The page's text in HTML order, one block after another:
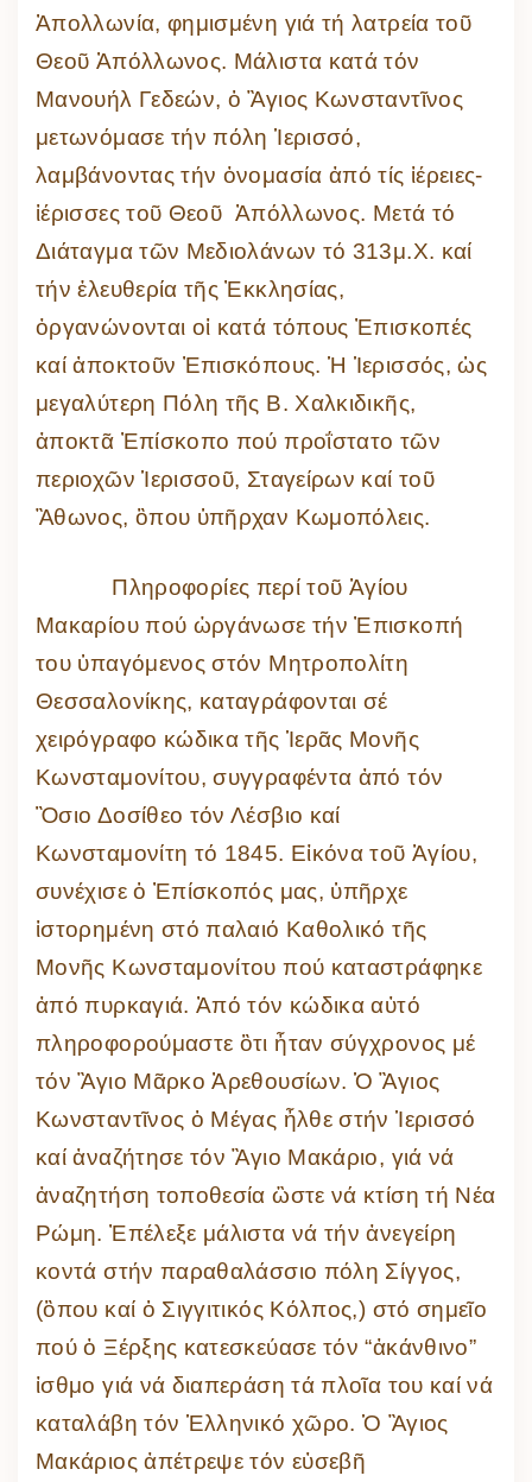
Ἀπολλωνία, φημισμένη γιά τή λατρεία τοῦ
Θεοῦ Ἀπόλλωνος. Μάλιστα κατά τόν
Μανουήλ Γεδεών, ὁ Ἃγιος Κωνσταντῖνος
μετωνόμασε τήν πόλη Ἱερισσό,
λαμβάνοντας τήν ὀνομασία ἀπό τίς ἱέρειες-
ἱέρισσες τοῦ Θεοῦ Ἀπόλλωνος. Μετά τό
Διάταγμα τῶν Μεδιολάνων τό 313μ.Χ. καί
τήν ἐλευθερία τῆς Ἐκκλησίας,
ὀργανώνονται οἱ κατά τόπους Ἐπισκοπές
καί ἀποκτοῦν Ἐπισκόπους. Ἡ Ἱερισσός, ὡς
μεγαλύτερη Πόλη τῆς Β. Χαλκιδικῆς,
ἀποκτᾶ Ἐπίσκοπο πού προΐστατο τῶν
περιοχῶν Ἱερισσοῦ, Σταγείρων καί τοῦ
Ἂθωνος, ὃπου ὑπῆρχαν Κωμοπόλεις.
Πληροφορίες περί τοῦ Ἁγίου
Μακαρίου πού ὠργάνωσε τήν Ἐπισκοπή
του ὑπαγόμενος στόν Μητροπολίτη
Θεσσαλονίκης, καταγράφονται σέ
χειρόγραφο κώδικα τῆς Ἱερᾶς Μονῆς
Κωνσταμονίτου, συγγραφέντα ἀπό τόν
Ὃσιο Δοσίθεο τόν Λέσβιο καί
Κωνσταμονίτη τό 1845. Εἰκόνα τοῦ Ἁγίου,
συνέχισε ὁ Ἐπίσκοπός μας, ὑπῆρχε
ἱστορημένη στό παλαιό Καθολικό τῆς
Μονῆς Κωνσταμονίτου πού καταστράφηκε
ἀπό πυρκαγιά. Ἀπό τόν κώδικα αὐτό
πληροφορούμαστε ὃτι ἦταν σύγχρονος μέ
τόν Ἃγιο Μᾶρκο Ἀρεθουσίων. Ὁ Ἃγιος
Κωνσταντῖνος ὁ Μέγας ἦλθε στήν Ἱερισσό
καί ἀναζήτησε τόν Ἃγιο Μακάριο, γιά νά
ἀναζητήση τοποθεσία ὣστε νά κτίση τή Νέα
Ρώμη. Ἐπέλεξε μάλιστα νά τήν ἀνεγείρη
κοντά στήν παραθαλάσσιο πόλη Σίγγος,
(ὃπου καί ὁ Σιγγιτικός Κόλπος,) στό σημεῖο
πού ὀ Ξέρξης κατεσκεύασε τόν “ἀκάνθινο”
ἰσθμο γιά νά διαπεράση τά πλοῖα του καί νά
καταλάβη τόν Ἑλληνικό χῶρο. Ὁ Ἃγιος
Μακάριος ἀπέτρεψε τόν εὐσεβῆ